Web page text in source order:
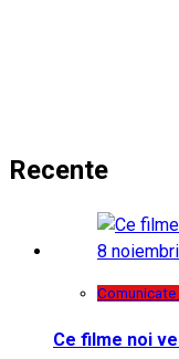
Recente
Comunicate
Ce filme noi